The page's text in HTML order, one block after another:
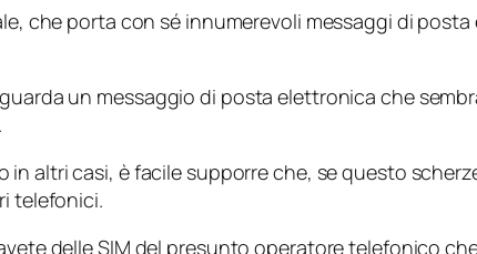
che porta con sé innumerevoli messaggi di
un messaggio di posta elettronica che
in altri casi, è facile supporre che, se questo
telefonici.
delle SIM del presunto operatore telefonico